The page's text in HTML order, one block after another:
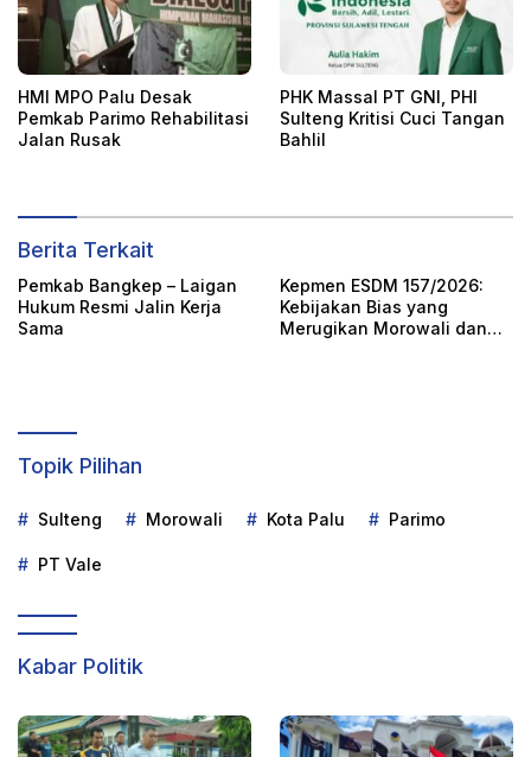
HMI MPO Palu Desak
Pemkab Parimo Rehabilitasi
Jalan Rusak
PHK Massal PT GNI, PHI
Sulteng Kritisi Cuci Tangan
Bahlil
Berita Terkait
Pemkab Bangkep – Laigan
Hukum Resmi Jalin Kerja
Sama
Kepmen ESDM 157/2026:
Kebijakan Bias yang
Merugikan Morowali dan
Topik Pilihan
Sulteng Morowali Kota Palu Parimo
PT Vale
Kabar Politik